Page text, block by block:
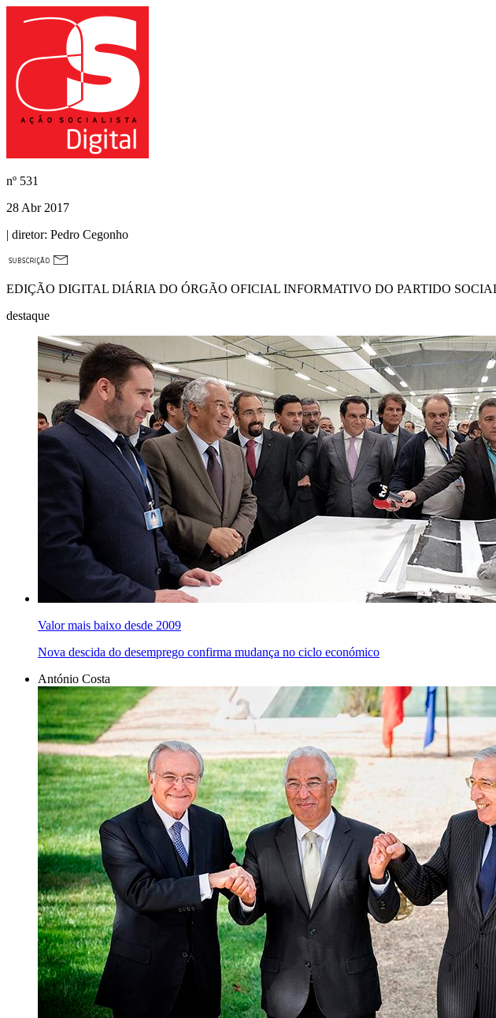
nº 531
28 Abr 2017
| diretor: Pedro Cegonho
EDIÇÃO DIGITAL DIÁRIA DO ÓRGÃO OFICIAL INFORMATIVO DO PARTIDO
destaque
Valor mais baixo desde 2009
Nova descida do desemprego confirma mudança no ciclo económico
António Costa